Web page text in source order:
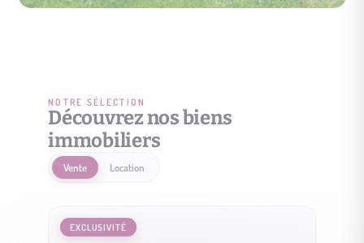
NOTRE SÉLECTION
Découvrez nos biens
immobiliers
Vente Location
EXCLUSIVITÉ